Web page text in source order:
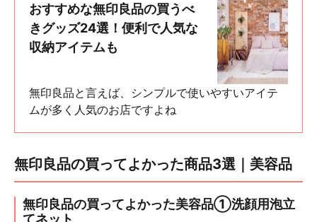
おすすめな無印良品の買うべ
きグッズ24選！便利で人気な
収納アイテムも
無印良品と言えば、シンプルで使いやすいアイテ
ムが多く人気のお店ですよね
無印良品の買ってよかった商品3選｜美容品
無印良品の買ってよかった美容品①洗顔用泡立
てネット